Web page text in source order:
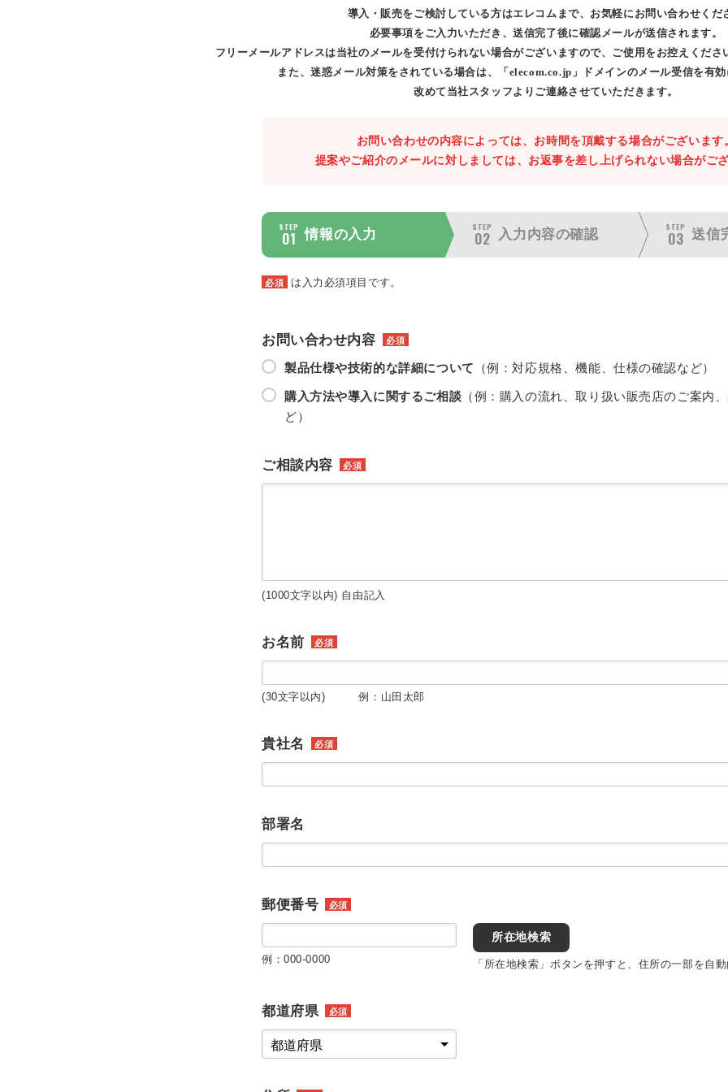
導入・販売をご検討している方はエレコムまで、お気軽にお問い合わせくだ
必要事項をご入力いただき、送信完了後に確認メールが送信されます。
フリーメールアドレスは当社のメールを受付けられない場合がございますので、ご使用をお控えくださ
また、迷惑メール対策をされている場合は、「elecom.co.jp」ドメインのメール受信を有効
改めて当社スタッフよりご連絡させていただきます。
お問い合わせの内容によっては、お時間を頂戴する場合がございます
提案やご紹介のメールに対しましては、お返事を差し上げられない場合がござ
STEP
01 情報の入力
STEP
02 入力内容の確認
STEP
03 送信
必須 は入力必須項目です。
お問い合わせ内容 必須
製品仕様や技術的な詳細について （例：対応規格、機能、仕様の確認など）
購入方法や導入に関するご相談 （例：購入の流れ、取り扱い販売店のご案内
ど）
ご相談内容 必須
(1000文字以内) 自由記入
お名前 必須
(30文字以内) 例：山田太郎
貴社名 必須
部署名
郵便番号 必須
例：000-0000
所在地検索
「所在地検索」ボタンを押すと、住所の一部を自動
都道府県 必須